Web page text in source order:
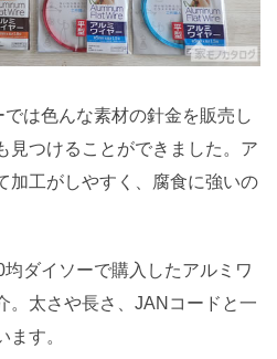
は色んな素材の針金を販売し
見つけることができました。ア
加工がしやすく、腐食に強いの
ダイソーで購入したアルミワ
。太さや長さ、JANコードと一
す。